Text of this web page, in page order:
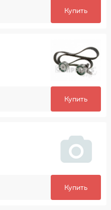
Купить
Купить
Купить